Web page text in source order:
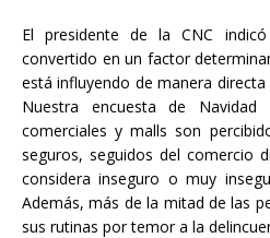
El presidente de la CNC
convertido en un factor
está influyendo de manera
Nuestra encuesta de
comerciales y malls son
seguros, seguidos del comercio
considera inseguro o muy
Además, más de la mitad de las
sus rutinas por temor a la